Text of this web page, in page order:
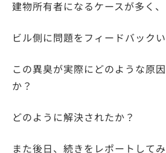
建物所有者になるケースが多く
ビル側に問題をフィードバックい
この異臭が実際にどのような原
か？
どのように解決されたか？
また後日、続きをレポートしてみ